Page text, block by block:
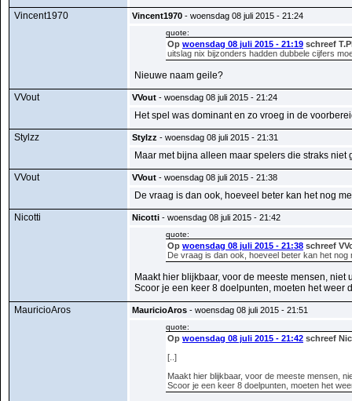
Vincent1970
Vincent1970 - woensdag 08 juli 2015 - 21:24
quote:
Op woensdag 08 juli 2015 - 21:19 schreef
uitslag nix bijzonders hadden dubbele cijfers
Nieuwe naam geile?
VVout
VVout - woensdag 08 juli 2015 - 21:24
Het spel was dominant en zo vroeg in de
Stylzz
Stylzz - woensdag 08 juli 2015 - 21:31
Maar met bijna alleen maar spelers die straks niet
VVout
VVout - woensdag 08 juli 2015 - 21:38
De vraag is dan ook, hoeveel beter kan het nog
Nicotti
Nicotti - woensdag 08 juli 2015 - 21:42
quote:
Op woensdag 08 juli 2015 - 21:38 schreef
De vraag is dan ook, hoeveel beter kan het
Maakt hier blijkbaar, voor de meeste mensen, niet
Scoor je een keer 8 doelpunten, moeten het weer
MauricioAros
MauricioAros - woensdag 08 juli 2015 - 21:51
quote:
Op woensdag 08 juli 2015 - 21:42 schreef
[..]
Maakt hier blijkbaar, voor de meeste mensen,
Scoor je een keer 8 doelpunten, moeten het